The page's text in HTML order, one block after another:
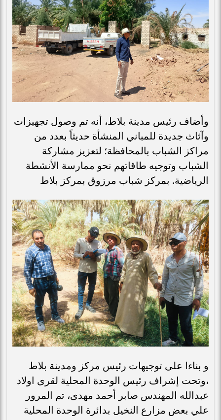
وأضاف رئيس مدينة بلاط، أنه تم وصول تجهيزات
وآثاث جديدة للمباني المنشأة حديثاً بعدد من
مراكز الشباب بالمحافظة؛ لتعزيز مشاركة
الشباب وتوجيه طاقاتهم نحو ممارسة الأنشطة
الرياضية. بمركز شباب مرزوق بمركز بلاط
و بناءا على توجيهات رئيس مركز ومدينة بلاط
،وتحت إشراف رئيس الوحدة المحلية لقرى اولاد
عبدالله المهندس صابر أحمد مهدى، تم المرور
علي بعض مزارع النخيل بدائرة الوحدة المحلية